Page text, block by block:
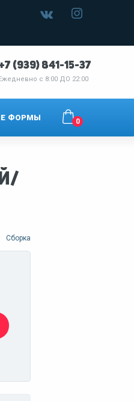
(939) 841-15-37
с 8:00 ДО 22:00
ФОРМЫ 0
Сборка